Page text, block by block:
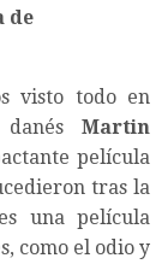
de
visto todo en
Martin
película
tras la
una película
como el odio y